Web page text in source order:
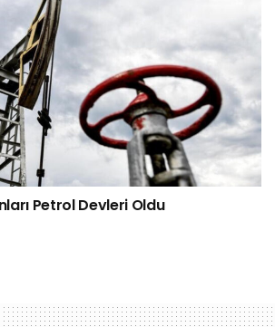
Petrol Devleri Oldu